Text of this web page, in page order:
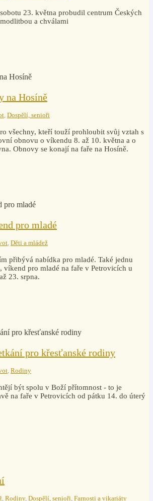
23. května probudil centrum Českých
a chválami
na Hosíně
, Dospělí, senioři
všechny, kteří touží prohloubit svůj vztah s
obnovu o víkendu 8. až 10. května a o
Obnovy se konají na faře na Hosíně.
pro mladé
, Děti a mládež
přibývá nabídka pro mladé. Také jednu
víkend pro mladé na faře v Petrovicích u
23. srpna.
pro křesťanské rodiny
, Rodiny
být spolu v Boží přítomnost - to je
na faře v Petrovicích od pátku 14. do úterý
, Rodiny, Dospělí, senioři, Farnosti a vikariáty